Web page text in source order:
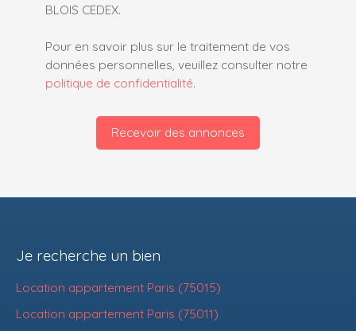
BLOIS CEDEX.
Pour en savoir plus sur le traitement de vos
données personnelles, veuillez consulter notre
politique de confidentialité.
Recevoir des annonces
Je recherche un bien
Location appartement Paris (75015)
Location appartement Paris (75011)